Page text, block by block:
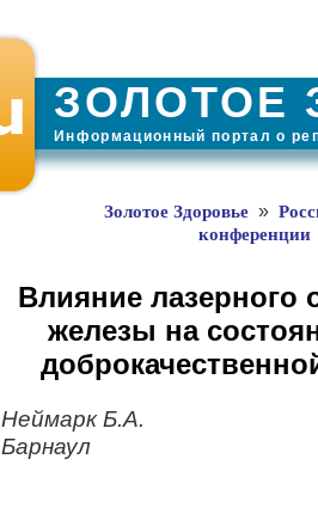
ЗОЛОТОЕ
Информационный портал о
Золотое Здоровье »
конференции
Влияние лазерного
железы на
Неймарк Б.А.
Барнаул